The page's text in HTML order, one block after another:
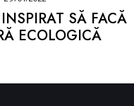
SĂ FACĂ
ECOLOGICĂ